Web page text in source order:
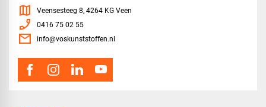
map Veensesteeg 8, 4264 KG Veen
phone_enabled 0416 75 02 55
mail info@voskunststoffen.nl